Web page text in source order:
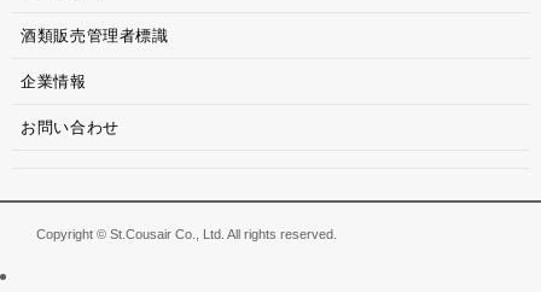
酒類販売管理者標識
企業情報
お問い合わせ
Copyright © St.Cousair Co., Ltd. All rights reserved.